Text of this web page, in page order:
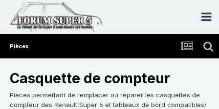
Pièces
Casquette de compteur
Pièces permettant de remplacer ou réparer les casquettes de
compteur des Renault Super 5 et tableaux de bord compatibles/